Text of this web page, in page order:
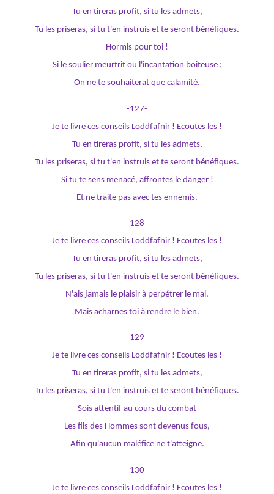
Tu en tireras profit, si tu les admets,
Tu les priseras, si tu t'en instruis et te seront bénéfiques.
Hormis pour toi !
Si le soulier meurtrit ou l'incantation boiteuse ;
On ne te souhaiterat que calamité.
-127-
Je te livre ces conseils Loddfafnir ! Ecoutes les !
Tu en tireras profit, si tu les admets,
Tu les priseras, si tu t'en instruis et te seront bénéfiques.
Si tu te sens menacé, affrontes le danger !
Et ne traite pas avec tes ennemis.
-128-
Je te livre ces conseils Loddfafnir ! Ecoutes les !
Tu en tireras profit, si tu les admets,
Tu les priseras, si tu t'en instruis et te seront bénéfiques.
N'ais jamais le plaisir à perpétrer le mal.
Mais acharnes toi à rendre le bien.
-129-
Je te livre ces conseils Loddfafnir ! Ecoutes les !
Tu en tireras profit, si tu les admets,
Tu les priseras, si tu t'en instruis et te seront bénéfiques.
Sois attentif au cours du combat
Les fils des Hommes sont devenus fous,
Afin qu'aucun maléfice ne t'atteigne.
-130-
Je te livre ces conseils Loddfafnir ! Ecoutes les !